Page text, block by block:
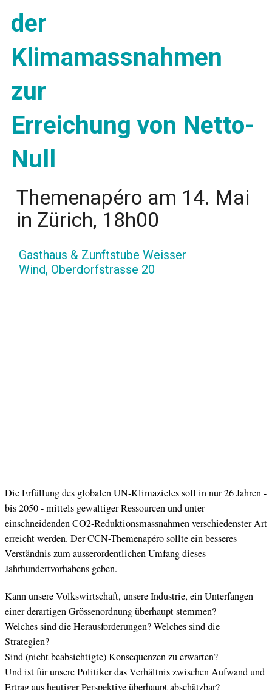
der
Klimamassnahmen
zur
Erreichung von Netto-
Null
Themenapéro am 14. Mai
in Zürich, 18h00
Gasthaus & Zunftstube Weisser
Wind, Oberdorfstrasse 20
Die Erfüllung des globalen UN-Klimazieles soll in nur 26 Jahren -
bis 2050 - mittels gewaltiger Ressourcen und unter
einschneidenden CO2-Reduktionsmassnahmen verschiedenster Art
erreicht werden. Der CCN-Themenapéro sollte ein besseres
Verständnis zum ausserordentlichen Umfang dieses
Jahrhundertvorhabens geben.
Kann unsere Volkswirtschaft, unsere Industrie, ein Unterfangen
einer derartigen Grössenordnung überhaupt stemmen?
Welches sind die Herausforderungen? Welches sind die
Strategien?
Sind (nicht beabsichtigte) Konsequenzen zu erwarten?
Und ist für unsere Politiker das Verhältnis zwischen Aufwand und
Ertrag aus heutiger Perspektive überhaupt abschätzbar?